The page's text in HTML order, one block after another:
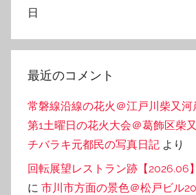
日
最近のコメント
常磐線沿線の花火＠江戸川柴又河
第1土曜日の花火大会＠葛飾区柴
チバラキ元都民の写真日記 より
回転展望レストラン跡【2026.06
に 市川市方面の景色＠松戸ビル